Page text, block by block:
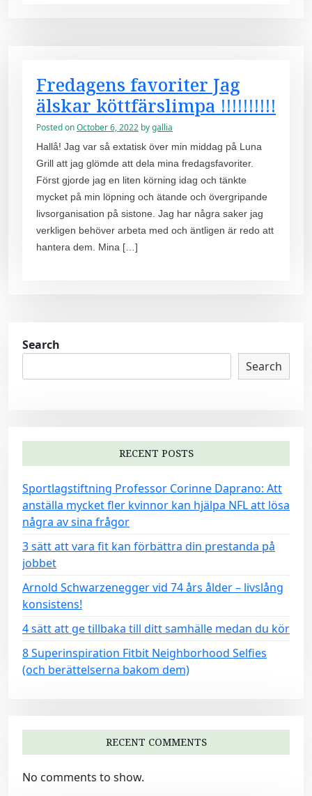
Fredagens favoriter Jag
älskar köttfärslimpa !!!!!!!!!!
Posted onOctober 6, 2022 bygallia
Hallå! Jag var så extatisk över min middag på Luna
Grill att jag glömde att dela mina fredagsfavoriter.
Först gjorde jag en liten körning idag och tänkte
mycket på min löpning och ätande och övergripande
livsorganisation på sistone. Jag har några saker jag
verkligen behöver arbeta med och äntligen är redo att
hantera dem. Mina […]
Search
Search
RECENT POSTS
Sportlagstiftning Professor Corinne Daprano: Att
anställa mycket fler kvinnor kan hjälpa NFL att lösa
några av sina frågor
3 sätt att vara fit kan förbättra din prestanda på
jobbet
Arnold Schwarzenegger vid 74 års ålder – livslång
konsistens!
4 sätt att ge tillbaka till ditt samhälle medan du kör
8 Superinspiration Fitbit Neighborhood Selfies
(och berättelserna bakom dem)
RECENT COMMENTS
No comments to show.